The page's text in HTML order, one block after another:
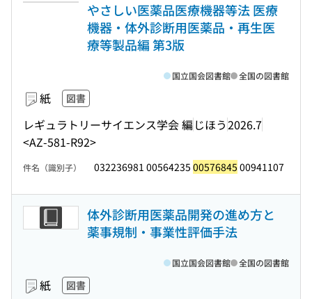
やさしい医薬品医療機器等法 医療
機器・体外診断用医薬品・再生医
療等製品編 第3版
紙 図書
レギュラトリーサイエンス学会 編 じほう2026.7
<AZ-581-R92>
国立国会図書館 全国の図書館
件名（識別子） 032236981 00564235 00576845 00941107
体外診断用医薬品開発の進め方と
薬事規制・事業性評価手法
紙 図書
国立国会図書館 全国の図書館